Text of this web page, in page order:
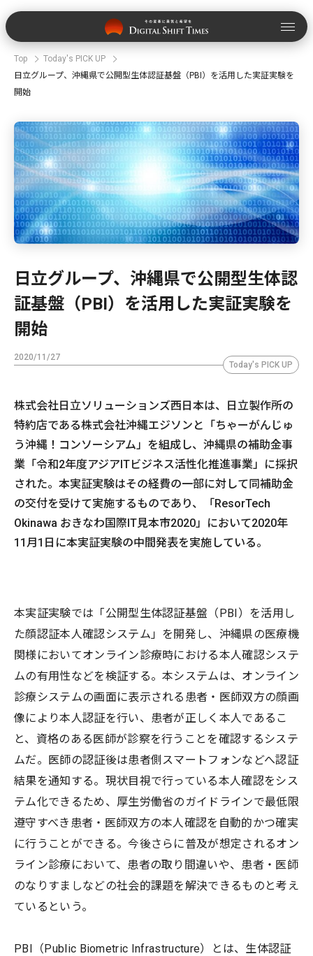
Top
Today's PICK UP
日立グループ、沖縄県で公開型生体認証基盤（PBI）を活用した実証実験を
開始
日立グループ、沖縄県で公開型生体認
証基盤（PBI）を活用した実証実験を
開始
2020/11/27
Today's PICK UP
株式会社日立ソリューションズ西日本は、日立製作所の
特約店である株式会社沖縄エジソンと「ちゃーがんじゅ
う沖縄！コンソーシアム」を組成し、沖縄県の補助金事
業「令和2年度アジアITビジネス活性化推進事業」に採択
された。本実証実験はその経費の一部に対して同補助金
の交付を受けて実施するものであり、「ResorTech
Okinawa おきなわ国際IT見本市2020」において2020年
11月1日に本実証実験の中間発表を実施している。
本実証実験では「公開型生体認証基盤（PBI）を活用し
た顔認証本人確認システム」を開発し、沖縄県の医療機
関様においてオンライン診療時における本人確認システ
ムの有用性などを検証する。本システムは、オンライン
診療システムの画面に表示される患者・医師双方の顔画
像により本人認証を行い、患者が正しく本人であるこ
と、資格のある医師が診察を行うことを確認するシステ
ムだ。医師の認証後は患者側スマートフォンなどへ認証
結果を通知する。現状目視で行っている本人確認をシス
テム化できるため、厚生労働省のガイドラインで最低限
遵守すべき患者・医師双方の本人確認を自動的かつ確実
に行うことができる。今後さらに普及が想定されるオン
ライン診療において、患者の取り間違いや、患者・医師
のなりすましなどの社会的課題を解決できるものと考え
ているという。
PBI（Public Biometric Infrastructure）とは、生体認証